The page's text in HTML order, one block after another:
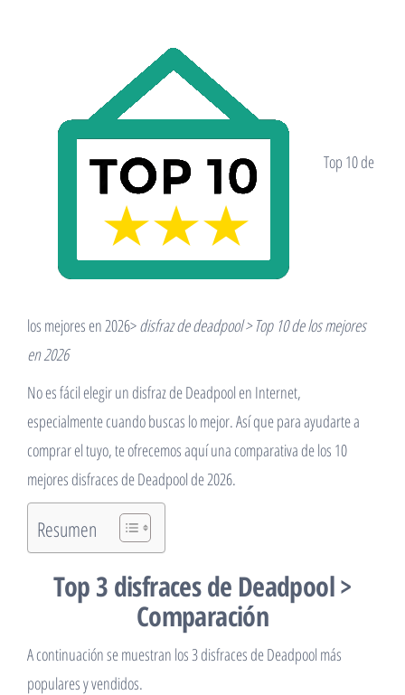
Top 10 de
los mejores en 2026>disfraz de deadpool > Top 10 de los mejores
en 2026
No es fácil elegir un disfraz de Deadpool en Internet,
especialmente cuando buscas lo mejor. Así que para ayudarte a
comprar el tuyo, te ofrecemos aquí una comparativa de los 10
mejores disfraces de Deadpool de 2026.
Resumen
Top 3 disfraces de Deadpool >
Comparación
A continuación se muestran los 3 disfraces de Deadpool más
populares y vendidos.